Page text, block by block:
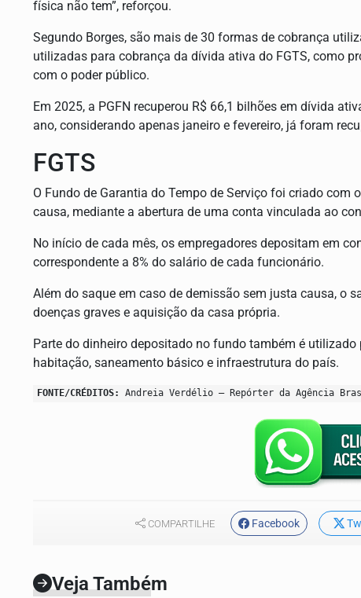
física não tem”, reforçou.
Segundo Borges, são mais de 30 formas de cobrança
utilizadas para cobrança da dívida ativa do FGTS, como
com o poder público.
Em 2025, a PGFN recuperou R$ 66,1 bilhões em dívida
ano, considerando apenas janeiro e fevereiro, já foram
FGTS
O Fundo de Garantia do Tempo de Serviço foi criado
causa, mediante a abertura de uma conta vinculada ao
No início de cada mês, os empregadores depositam em
correspondente a 8% do salário de cada funcionário.
Além do saque em caso de demissão sem justa causa, o
doenças graves e aquisição da casa própria.
Parte do dinheiro depositado no fundo também é
habitação, saneamento básico e infraestrutura do país.
FONTE/CRÉDITOS: Andreia Verdélio – Repórter da Agência
COMPARTILHE Facebook
Veja Também